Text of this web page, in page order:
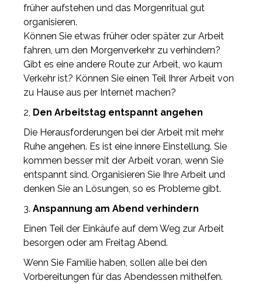
früher aufstehen und das Morgenritual gut
organisieren.
Können Sie etwas früher oder später zur Arbeit
fahren, um den Morgenverkehr zu verhindern?
Gibt es eine andere Route zur Arbeit, wo kaum
Verkehr ist? Können Sie einen Teil Ihrer Arbeit von
zu Hause aus per Internet machen?
2, Den Arbeitstag entspannt angehen
Die Herausforderungen bei der Arbeit mit mehr
Ruhe angehen. Es ist eine innere Einstellung. Sie
kommen besser mit der Arbeit voran, wenn Sie
entspannt sind. Organisieren Sie Ihre Arbeit und
denken Sie an Lösungen, so es Probleme gibt.
3. Anspannung am Abend verhindern
Einen Teil der Einkäufe auf dem Weg zur Arbeit
besorgen oder am Freitag Abend.
Wenn Sie Familie haben, sollen alle bei den
Vorbereitungen für das Abendessen mithelfen.